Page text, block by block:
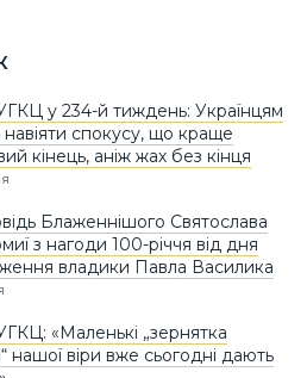
у 234-й тиждень: Українцям
навіяти спокусу, що краще
кінець, аніж жах без кінця
Блаженнішого Святослава
з нагоди 100-річчя від дня
владики Павла Василика
«Маленькі „зернятка
нашої віри вже сьогодні дають